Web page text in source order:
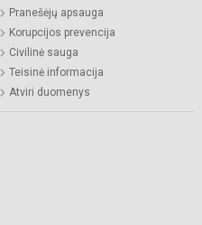
Pranešėjų apsauga
Korupcijos prevencija
Civilinė sauga
Teisinė informacija
Atviri duomenys